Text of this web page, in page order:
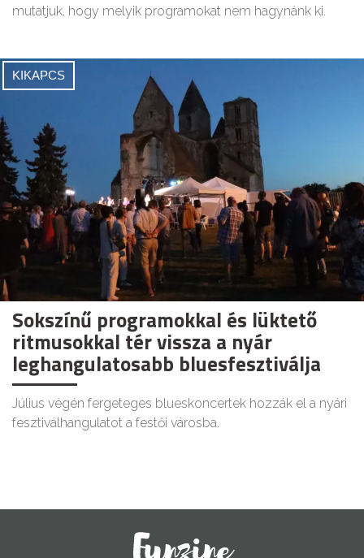
mutatjuk, hogy melyik programokat nem hagynánk ki.
KIKAPCS
Sokszínű programokkal és lüktető
ritmusokkal tér vissza a nyár
leghangulatosabb bluesfesztiválja
Július végén fergeteges blueskoncertek hozzák el a nyári
fesztiválhangulatot a festői városba.